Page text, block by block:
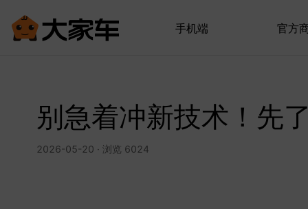
手机端 官方
别急着冲新技术！先
2026-05-20 · 浏览 6024